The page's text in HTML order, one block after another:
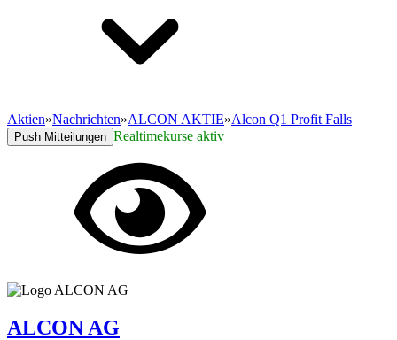
Aktien»Nachrichten»ALCON AKTIE»Alcon Q1 Profit Falls
Push Mitteilungen Realtimekurse aktiv
ALCON AG